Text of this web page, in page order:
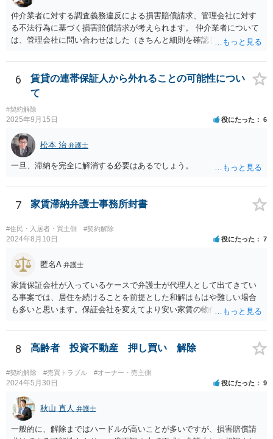
意の上で行う」という特約があるとのことですが、最高裁判例（S56.
4.20）では、このような特約があっても協議を経ない増額請求も有効
とされているため（本当に賃料が不相当であれば特約に拘束されるの
は不合理だからという考え方です。「契約条件にかかわらず」とはそ
いう理論になると思います。 そして、法律上、増額協議が整わない場
合、増額を正当とする判決が確定するまでは相当な賃料（※現在の賃
なら受け取らない」などと言った場合は、最寄りの法務局に現在の賃
がありますので、注意が必要です。
仲介業者に対する調査義務違反による損害賠償請求、管理会社に対す
る不法行為に基づく損害賠償請求が考えられます。 仲介業者について
は、管理会社に問い合わせはした（きちんと細則を確認しなかった管
の間には直接の契約関係がないので、管理会社からは、ご相談者様に
対して義務を負っていないという反論が予想されます。 そのため、両
方に請求してくのが良いのではと思います。 損害の範囲はなかなか難
しいところですが、リフォーム工事をキャンセルしてキャンセル料が
発生しているということですので、当該キャンセル料を請求すること
が考えられます。また、きちんと説明を受けていればそもそも売買契
約をしなかったとして、仲介手数料や登記費用も損害であるとして賠
償請求することが考えられます。
6
賃貸の連帯保証人から外れることの可能性につい
て
#契約解除
2025年9月15日 役にたった 6
松本 治 弁護士
一旦、滞納を完全に解消する必要はあるでしょう。
7 家賃滞納弁護士事務所封書
#住民・入居者・買主側 #契約解除
2024年8月10日 役にたった 7
匿名A 弁護士
家賃保証会社が入っているケースで弁護士が代理人として出てきてい
る事案では、居住を続けることを前提とした和解はもはや難しい場合
も多いと思います。保証会社を変えてより安い家賃の物件に転居する
8 高齢者 投資不動産 押し買い 解除
#契約解除 #売買トラブル #オーナー・売主側
2024年5月30日 役にたった 9
秋山 直人 弁護士
一般的に、解除まではハードルが高いことが多いですが、損害賠償請